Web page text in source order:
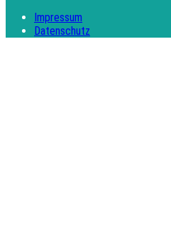
Impressum
Datenschutz